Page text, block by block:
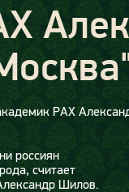
РАХ
россиян
считает
Шилов.